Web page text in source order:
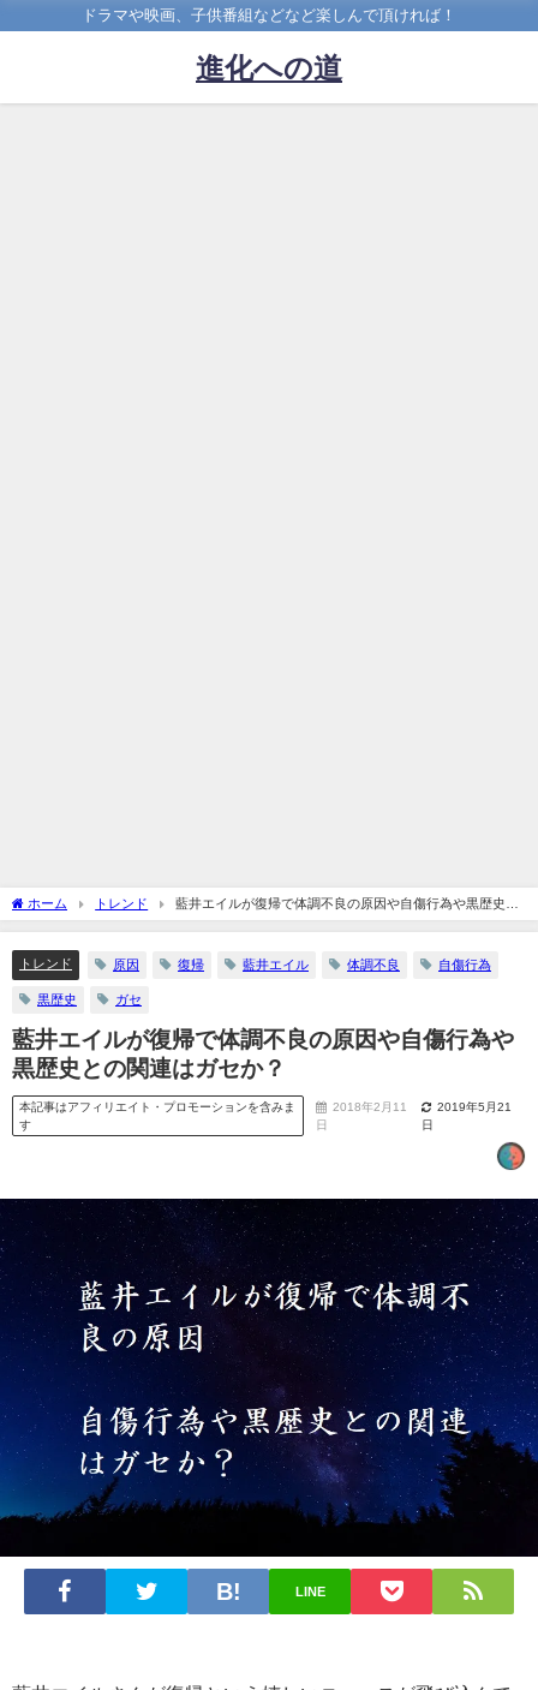
ドラマや映画、子供番組などなど楽しんで頂ければ！
進化への道
ホーム トレンド
藍井エイルが復帰で体調不良の原因や自傷行為や黒歴史と
の関連はガセか？
トレンド 原因 復帰 藍井エイル 体調不良 自傷行為
黒歴史 ガセ
藍井エイルが復帰で体調不良の原因や自傷行為や
黒歴史との関連はガセか？
本記事はアフィリエイト・プロモーションを含みま
す
2018年2月11
日
2019年5月21
日
LINE